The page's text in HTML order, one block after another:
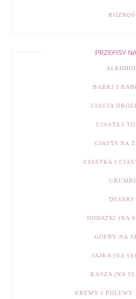
PRZEPISY
BABKI I
CIASTA
CIASTA I
CIASTA NA
CIASTKA I
DESERY
DODATKI (NA
GOFRY NA
JAJKA (NA
KASZA (NA
KREMY I POLEWY